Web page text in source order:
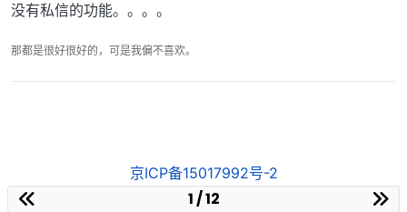
没有私信的功能。。。。
那都是很好很好的，可是我偏不喜欢。
京ICP备15017992号-2
1 / 12